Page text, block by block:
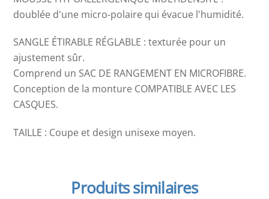
doublée d'une micro-polaire qui évacue l'humidité.
SANGLE ÉTIRABLE RÉGLABLE : texturée pour un
ajustement sûr.
Comprend un SAC DE RANGEMENT EN MICROFIBRE.
Conception de la monture COMPATIBLE AVEC LES
CASQUES.
TAILLE : Coupe et design unisexe moyen.
Produits similaires